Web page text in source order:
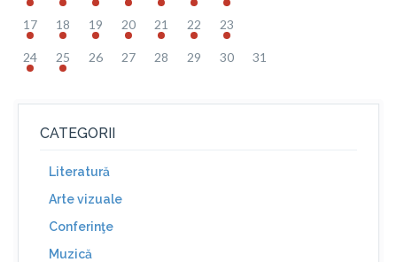
17 18 19 20 21 22 23
24 25 26 27 28 29 30 31
CATEGORII
Literatură
Arte vizuale
Conferinţe
Muzică